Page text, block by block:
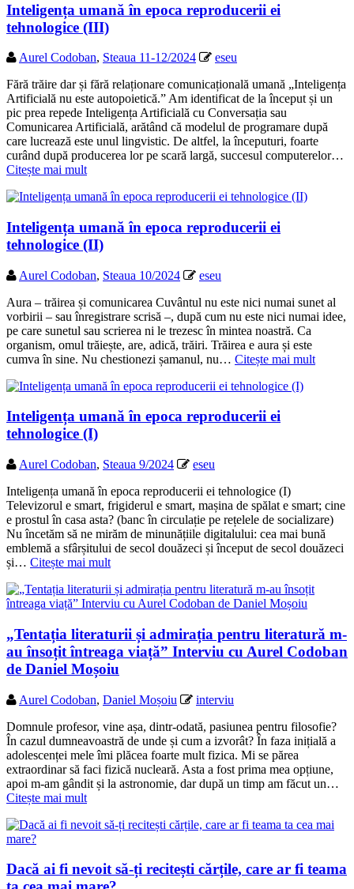
Inteligența umană în epoca reproducerii ei
tehnologice (III)
Aurel Codoban, Steaua 11-12/2024
eseu
Fără trăire dar și fără relaționare comunicațională umană „Inteligența
Artificială nu este autopoietică.” Am identificat de la început și un
pic prea repede Inteligența Artificială cu Conversația sau
Comunicarea Artificială, arătând că modelul de programare după
care lucrează este unul lingvistic. De altfel, la începuturi, foarte
curând după producerea lor pe scară largă, succesul computerelor…
Citește mai mult
Inteligența umană în epoca reproducerii ei
tehnologice (II)
Aurel Codoban, Steaua 10/2024
eseu
Aura – trăirea și comunicarea Cuvântul nu este nici numai sunet al
vorbirii – sau înregistrare scrisă –, după cum nu este nici numai idee,
pe care sunetul sau scrierea ni le trezesc în mintea noastră. Ca
organism, omul trăiește, are, adică, trăiri. Trăirea e aura și este
cumva în sine. Nu chestionezi șamanul, nu… Citește mai mult
Inteligența umană în epoca reproducerii ei
tehnologice (I)
Aurel Codoban, Steaua 9/2024
eseu
Inteligența umană în epoca reproducerii ei tehnologice (I)
Televizorul e smart, frigiderul e smart, mașina de spălat e smart; cine
e prostul în casa asta? (banc în circulație pe rețelele de socializare)
Nu încetăm să ne mirăm de minunățiile digitalului: cea mai bună
emblemă a sfârșitului de secol douăzeci și început de secol douăzeci
și… Citește mai mult
„Tentația literaturii și admirația pentru literatură m-
au însoțit întreaga viață” Interviu cu Aurel Codoban
de Daniel Moșoiu
Aurel Codoban, Daniel Moșoiu
interviu
Domnule profesor, vine așa, dintr-odată, pasiunea pentru filosofie?
În cazul dumneavoastră de unde și cum a izvorât? În faza inițială a
adolescenței mele îmi plăcea foarte mult fizica. Mi se părea
extraordinar să faci fizică nucleară. Asta a fost prima mea opțiune,
apoi m-am gândit și la astronomie, dar după un timp am făcut un…
Citește mai mult
Dacă ai fi nevoit să-ți recitești cărțile, care ar fi teama